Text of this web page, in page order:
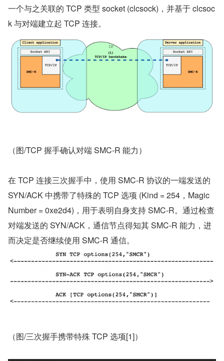
一个与之关联的 TCP 类型 socket (clcsock)，并基于 clcsoc
k 与对端建立起 TCP 连接。
（图/TCP 握手确认对端 SMC-R 能力）
在 TCP 连接三次握手中，使用 SMC-R 协议的一端发送的
SYN/ACK 中携带了特殊的 TCP 选项 (Kind = 254，Magic
Number = 0xe2d4)，用于表明自身支持 SMC-R。通过检查
对端发送的 SYN/ACK，通信节点得知其 SMC-R 能力，进
而决定是否继续使用 SMC-R 通信。
（图/三次握手携带特殊 TCP 选项[1]）